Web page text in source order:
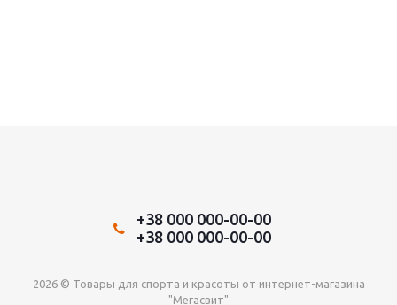
+38 000 000-00-00
+38 000 000-00-00
2026 © Товары для спорта и красоты от интернет-магазина
"Мегасвит"